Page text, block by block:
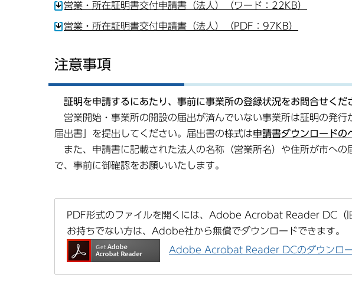
営業・所在証明書交付申請書（法人）（ワード：22KB）
営業・所在証明書交付申請書（法人）（PDF：97KB）
注意事項
証明を申請するにあたり、事前に事業所の登録状況をお問合せくだ
営業開始・事業所の開設の届出が済んでいない事業所は証明の発行
届出書」を提出してください。届出書の様式は申請書ダウンロードの
また、申請書に記載された法人の名称（営業所名）や住所が市への
で、事前に御確認をお願いいたします。
PDF形式のファイルを開くには、Adobe Acrobat Reader DC（
お持ちでない方は、Adobe社から無償でダウンロードできます。
Adobe Acrobat Reader DCのダウンロ